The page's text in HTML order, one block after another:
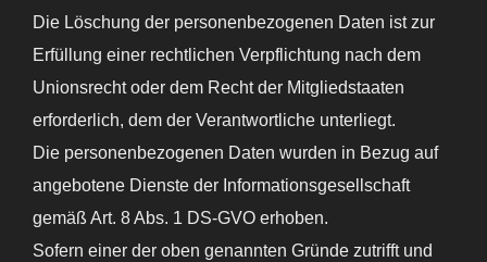
Die Löschung der personenbezogenen Daten ist zur
Erfüllung einer rechtlichen Verpflichtung nach dem
Unionsrecht oder dem Recht der Mitgliedstaaten
erforderlich, dem der Verantwortliche unterliegt.
Die personenbezogenen Daten wurden in Bezug auf
angebotene Dienste der Informationsgesellschaft
gemäß Art. 8 Abs. 1 DS-GVO erhoben.
Sofern einer der oben genannten Gründe zutrifft und